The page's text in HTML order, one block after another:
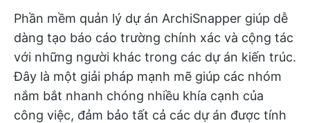
Phần mềm quản lý dự án ArchiSnapper giúp dễ
dàng tạo báo cáo trường chính xác và cộng tác
với những người khác trong các dự án kiến trúc.
Đây là một giải pháp mạnh mẽ giúp các nhóm
nắm bắt nhanh chóng nhiều khía cạnh của
công việc, đảm bảo tất cả các dự án được tính